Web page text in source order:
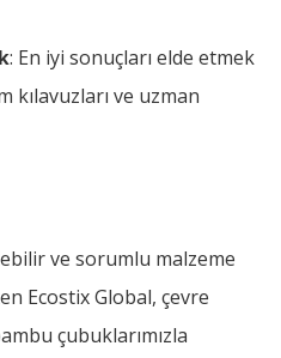
: En iyi sonuçları elde etmek
kılavuzları ve uzman
ve sorumlu malzeme
Ecostix Global, çevre
çubuklarımızla